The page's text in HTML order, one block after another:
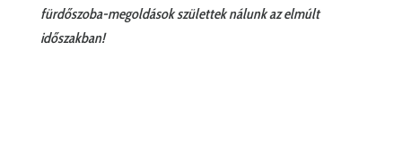
fürdőszoba-megoldások születtek nálunk az elmúlt
időszakban!